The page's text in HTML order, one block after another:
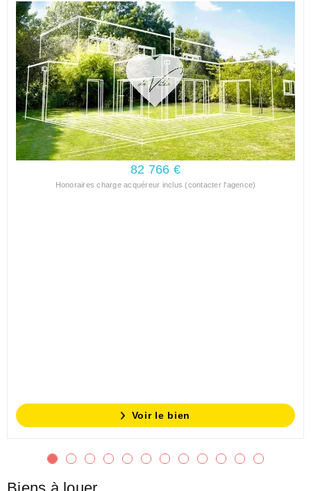
82 766 €
Honoraires charge acquéreur inclus (contacter l'agence)
Voir le bien